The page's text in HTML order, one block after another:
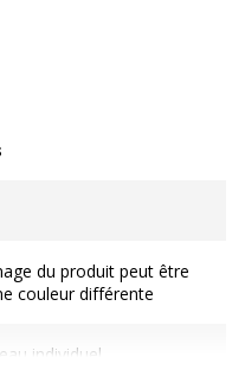
du produit peut être
couleur différente
individuel